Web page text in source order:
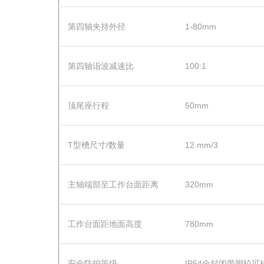
第四轴夹持外径 1-80mm
第四轴诣波减速比 100:1
顶尾座行程 50mm
T型槽尺寸/数量 12 mm/3
主轴端部至工作台面距离 320mm
工作台面距地面高度 780mm